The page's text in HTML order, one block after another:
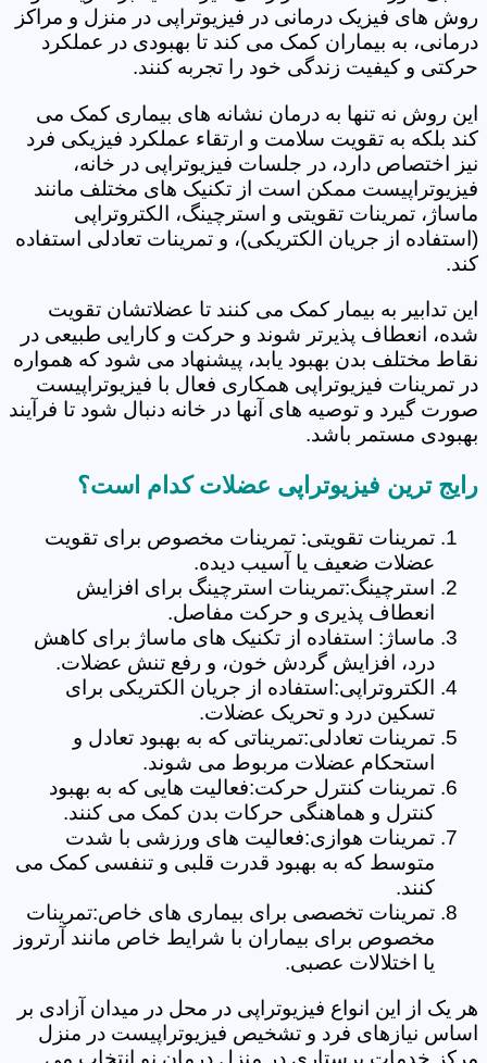
روش های فیزیک درمانی در فیزیوتراپی در منزل و مراکز
درمانی، به بیماران کمک می کند تا بهبودی در عملکرد
حرکتی و کیفیت زندگی خود را تجربه کنند.
این روش نه تنها به درمان نشانه های بیماری کمک می
کند بلکه به تقویت سلامت و ارتقاء عملکرد فیزیکی فرد
نیز اختصاص دارد، در جلسات فیزیوتراپی در خانه،
فیزیوتراپیست ممکن است از تکنیک های مختلف مانند
ماساژ، تمرینات تقویتی و استرچینگ، الکتروتراپی
(استفاده از جریان الکتریکی)، و تمرینات تعادلی استفاده
کند.
این تدابیر به بیمار کمک می کنند تا عضلاتشان تقویت
شده، انعطاف پذیرتر شوند و حرکت و کارایی طبیعی در
نقاط مختلف بدن بهبود یابد، پیشنهاد می شود که همواره
در تمرینات فیزیوتراپی همکاری فعال با فیزیوتراپیست
صورت گیرد و توصیه های آنها در خانه دنبال شود تا فرآیند
بهبودی مستمر باشد.
رایج ترین فیزیوتراپی عضلات کدام است؟
تمرینات تقویتی: تمرینات مخصوص برای تقویت
عضلات ضعیف یا آسیب دیده.
استرچینگ:تمرینات استرچینگ برای افزایش
انعطاف پذیری و حرکت مفاصل.
ماساژ: استفاده از تکنیک های ماساژ برای کاهش
درد، افزایش گردش خون، و رفع تنش عضلات.
الکتروتراپی:استفاده از جریان الکتریکی برای
تسکین درد و تحریک عضلات.
تمرینات تعادلی:تمریناتی که به بهبود تعادل و
استحکام عضلات مربوط می شوند.
تمرینات کنترل حرکت:فعالیت هایی که به بهبود
کنترل و هماهنگی حرکات بدن کمک می کنند.
تمرینات هوازی:فعالیت های ورزشی با شدت
متوسط که به بهبود قدرت قلبی و تنفسی کمک می
کنند.
تمرینات تخصصی برای بیماری های خاص:تمرینات
مخصوص برای بیماران با شرایط خاص مانند آرتروز
یا اختلالات عصبی.
هر یک از این انواع فیزیوتراپی در محل در میدان آزادی بر
اساس نیازهای فرد و تشخیص فیزیوتراپیست در منزل
مرکز خدمات پرستاری در منزل درمان نو انتخاب می